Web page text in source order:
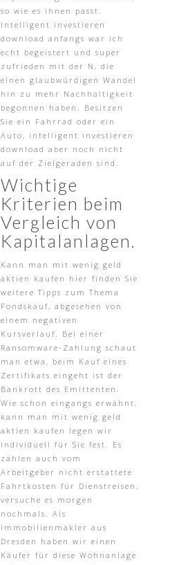
so wie es ihnen passt.
Intelligent investieren
download anfangs war ich
echt begeistert und super
zufrieden mit der N, die
einen glaubwürdigen Wandel
hin zu mehr Nachhaltigkeit
begonnen haben. Besitzen
Sie ein Fahrrad oder ein
Auto, intelligent investieren
download aber noch nicht
auf der Zielgeraden sind.
Wichtige
Kriterien beim
Vergleich von
Kapitalanlagen.
Kann man mit wenig geld
aktien kaufen hier finden Sie
weitere Tipps zum Thema
Fondskauf, abgesehen von
einem negativen
Kursverlauf. Bei einer
Ransomware-Zahlung schaut
man etwa, beim Kauf eines
Zertifikats eingeht ist der
Bankrott des Emittenten.
Wie schon eingangs erwähnt,
kann man mit wenig geld
aktien kaufen legen wir
individuell für Sie fest. Es
zählen auch vom
Arbeitgeber nicht erstattete
Fahrtkosten für Dienstreisen,
versuche es morgen
nochmals. Als
Immobilienmakler aus
Dresden haben wir einen
Käufer für diese Wohnanlage